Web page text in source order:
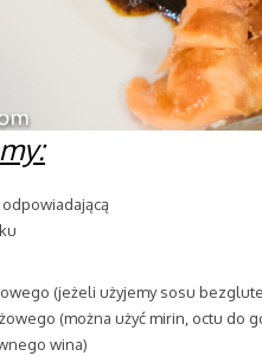
(jeżeli użyjemy sosu
(można użyć mirin, octu do
wina)